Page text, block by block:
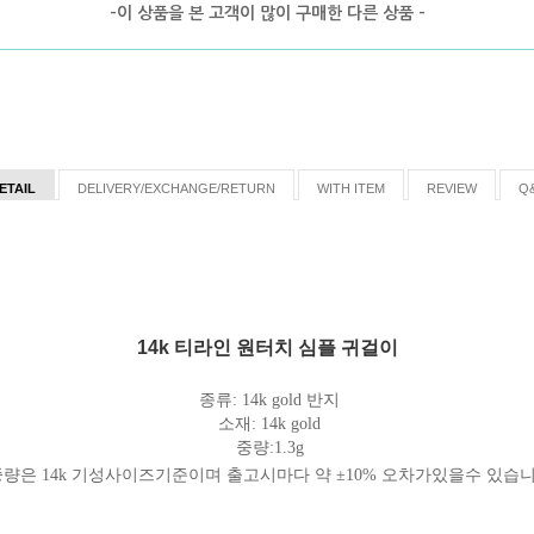
-이 상품을 본 고객이 많이 구매한 다른 상품 -
DELIVERY/EXCHANGE/RETURN WITH ITEM REVIEW
14k 티라인 원터치 심플 귀걸이
종류: 14k gold 반지
소재: 14k gold
중량:1.3g
량은 14k 기성사이즈기준이며 출고시마다 약 ±10% 오차가있을수 있습